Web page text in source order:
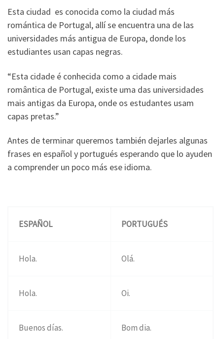
Esta ciudad es conocida como la ciudad más
romántica de Portugal, allí se encuentra una de las
universidades más antigua de Europa, donde los
estudiantes usan capas negras.
“Esta cidade é conhecida como a cidade mais
romântica de Portugal, existe uma das universidades
mais antigas da Europa, onde os estudantes usam
capas pretas.”
Antes de terminar queremos también dejarles algunas
frases en español y portugués esperando que lo ayuden
a comprender un poco más ese idioma.
ESPAÑOL PORTUGUÉS
Hola. Olá.
Hola. Oi.
Buenos días. Bom dia.